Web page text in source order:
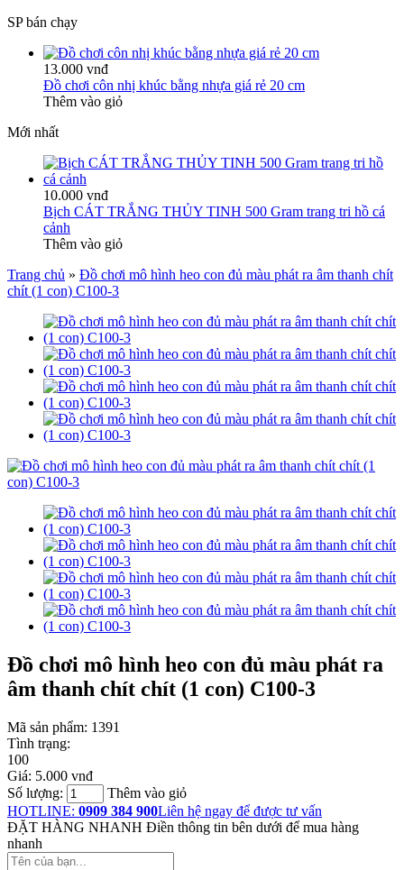
SP bán chạy
13.000 vnđ
Đồ chơi côn nhị khúc bằng nhựa giá rẻ 20 cm
Thêm vào giỏ
Mới nhất
10.000 vnđ
Bịch CÁT TRẮNG THỦY TINH 500 Gram trang tri hồ cá
cảnh
Thêm vào giỏ
Trang chủ » Đồ chơi mô hình heo con đủ màu phát ra âm thanh chít
chít (1 con) C100-3
Đồ chơi mô hình heo con đủ màu phát ra
âm thanh chít chít (1 con) C100-3
Mã sản phẩm: 1391
Tình trạng:
100
Giá: 5.000 vnđ
Số lượng:
Thêm vào giỏ
HOTLINE: 0909 384 900Liên hệ ngay để được tư vấn
ĐẶT HÀNG NHANH Điền thông tin bên dưới để mua hàng
nhanh